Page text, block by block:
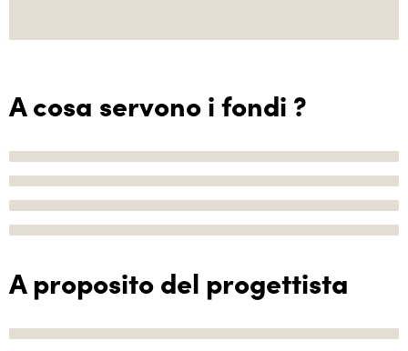
A cosa servono i fondi ?
A proposito del progettista